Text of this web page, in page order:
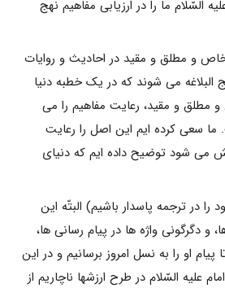
ما را در ارزیابى مفاهیم نهج
و مطلق و مقید در احادیث و روایات
البلاغه مى شوند که در یک خطبه دنیا
و مقید، رعایت مفاهیم را مى
سعى کرده ایم این اصل را رعایت
مى شود توضیح داده ایم که دنیاى
در ترجمه پاسدار باشیم) البتّه این
و دگرگونى واژه ها در پیام رسانى ها،
او را به نسل امروز برسانیم و در این
علیه السّلام در طرح ارزشها ناچاریم از